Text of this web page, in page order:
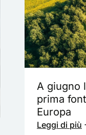
A giugno
prima
Europa
Leggi di più